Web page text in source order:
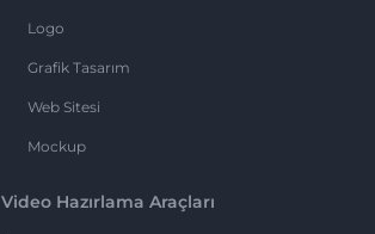
Logo
Grafik Tasarım
Web Sitesi
Mockup
Video Hazırlama Araçları